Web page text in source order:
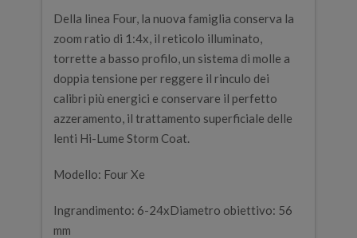
Della linea Four, la nuova famiglia conserva la
zoom ratio di 1:4x, il reticolo illuminato,
torrette a basso profilo, un sistema di molle a
doppia tensione per reggere il rinculo dei
calibri più energici e conservare il perfetto
azzeramento, il trattamento superficiale delle
lenti Hi-Lume Storm Coat.
Modello: Four Xe
Ingrandimento: 6-24xDiametro obiettivo: 56
mm